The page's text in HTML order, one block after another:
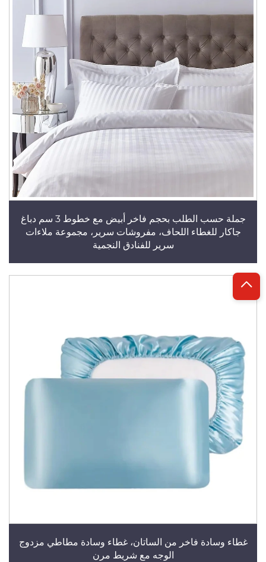
جملة حسب الطلب بحجم فاخر أبيض مع خطوط 3 سم دباغ
جاكار للغطاء اللحاف، مفروشات سرير، مجموعة ملاءات
سرير للفنادق النجمية
غطاء وسادة فاخر من الساتان، غطاء وسادة مطاطي مزدوج
الوجه مع شريط مرن